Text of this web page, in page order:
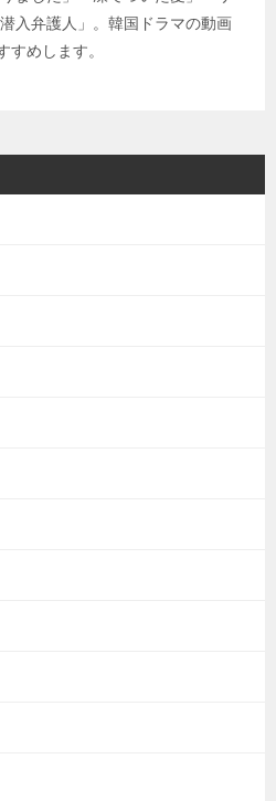
入弁護人」。韓国ドラマの動画
すめします。